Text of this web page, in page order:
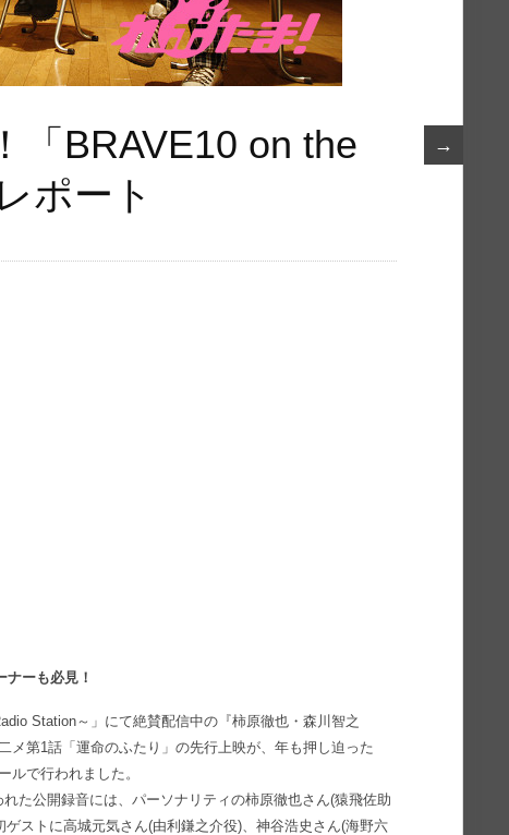
→
「BRAVE10 on the
ポート
ーも必見！
Station～」にて絶賛配信中の『柿原徹也・森川智之
メ第1話「運命のふたり」の先行上映が、年も押し迫った
ルで行われました。
た公開録音には、パーソナリティの柿原徹也さん(猿飛佐助
ストに高城元気さん(由利鎌之介役)、神谷浩史さん(海野六